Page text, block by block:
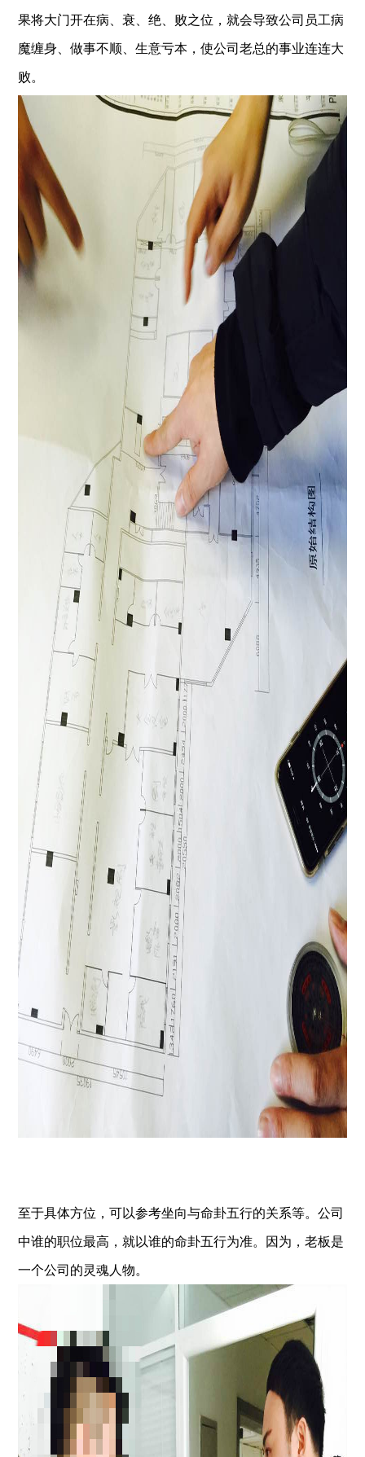
果将大门开在病、衰、绝、败之位，就会导致公司员工病
魔缠身、做事不顺、生意亏本，使公司老总的事业连连大
败。
至于具体方位，可以参考坐向与命卦五行的关系等。公司
中谁的职位最高，就以谁的命卦五行为准。因为，老板是
一个公司的灵魂人物。